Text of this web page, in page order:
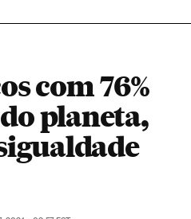
com 76%
planeta,